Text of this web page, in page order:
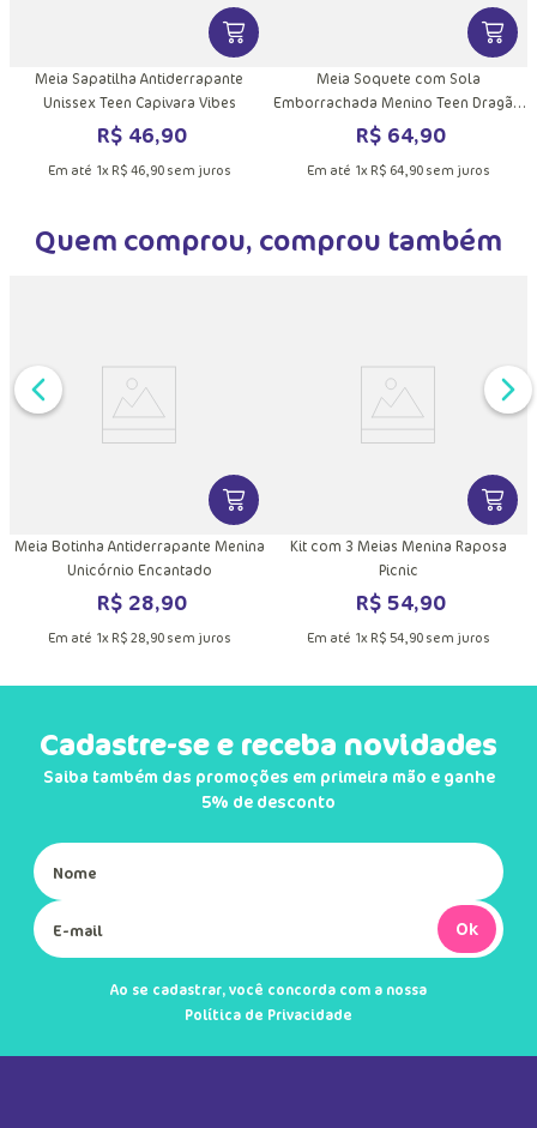
INFORMAÇÕES DO PRODUTOVER MAIS INFORMAÇÕES DO
Meia Sapatilha Antiderrapante
Unissex Teen Capivara Vibes
R$ 46,90
Em até 1x R$ 46,90sem juros
VER
Meia Soquete com Sola
Emborrachada Menino Teen Dragão
Camping
R$ 64,90
Em até 1x R$ 64,90sem juros
Quem comprou, comprou também
INFORMAÇÕES DO PRODUTOVER MAIS INFORMAÇÕES DO
Meia Botinha Antiderrapante Menina
Unicórnio Encantado
R$ 28,90
Em até 1x R$ 28,90sem juros
VER
Kit com 3 Meias Menina Raposa
Picnic
R$ 54,90
Em até 1x R$ 54,90sem juros
Cadastre-se e receba novidades
Saiba também das promoções em primeira mão e ganhe
5% de desconto
Ok
Ao se cadastrar, você concorda com a nossa
Política de Privacidade